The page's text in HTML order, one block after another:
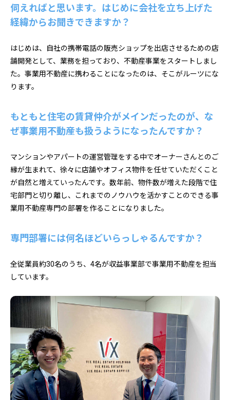
伺えればと思います。はじめに会社を立ち上げた
経緯からお聞きできますか？
はじめは、自社の携帯電話の販売ショップを出店させるための店
舗開発として、業務を担っており、不動産事業をスタートしまし
た。事業用不動産に携わることになったのは、そこがルーツにな
ります。
もともと住宅の賃貸仲介がメインだったのが、な
ぜ事業用不動産も扱うようになったんですか？
マンションやアパートの運営管理をする中でオーナーさんとのご
縁が生まれて、徐々に店舗やオフィス物件を任せていただくこと
が自然と増えていったんです。数年前、物件数が増えた段階で住
宅部門と切り離し、これまでのノウハウを活かすことのできる事
業用不動産専門の部署を作ることになりました。
専門部署には何名ほどいらっしゃるんですか？
全従業員約30名のうち、4名が収益事業部で事業用不動産を担当
しています。